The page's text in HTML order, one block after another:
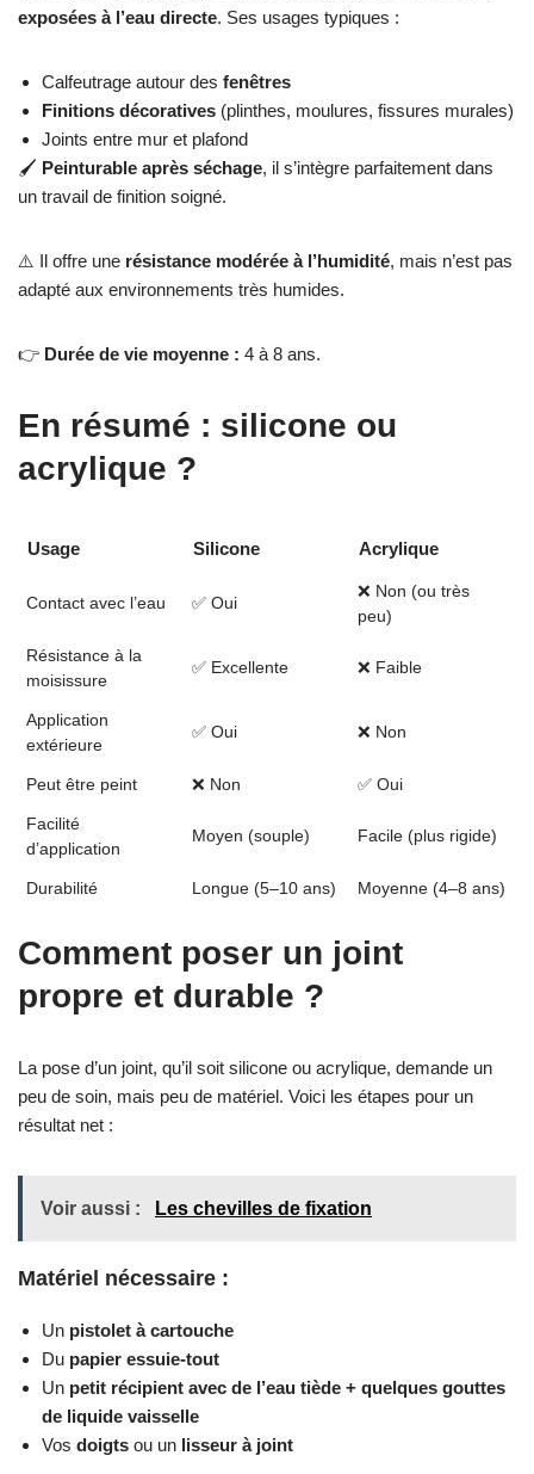
exposées à l’eau directe. Ses usages typiques :
Calfeutrage autour des fenêtres
Finitions décoratives (plinthes, moulures, fissures murales)
Joints entre mur et plafond
🖌️ Peinturable après séchage, il s’intègre parfaitement dans
un travail de finition soigné.
⚠️ Il offre une résistance modérée à l’humidité, mais n’est pas
adapté aux environnements très humides.
👉 Durée de vie moyenne : 4 à 8 ans.
En résumé : silicone ou
acrylique ?
Usage Silicone Acrylique
Contact avec l’eau ✅ Oui
❌ Non (ou très
peu)
Résistance à la
moisissure
✅ Excellente ❌ Faible
Application
extérieure
✅ Oui ❌ Non
Peut être peint ❌ Non ✅ Oui
Facilité
d’application
Moyen (souple) Facile (plus rigide)
Durabilité Longue (5–10 ans) Moyenne (4–8 ans)
Comment poser un joint
propre et durable ?
La pose d’un joint, qu’il soit silicone ou acrylique, demande un
peu de soin, mais peu de matériel. Voici les étapes pour un
résultat net :
Voir aussi : Les chevilles de fixation
Matériel nécessaire :
Un pistolet à cartouche
Du papier essuie-tout
Un petit récipient avec de l’eau tiède + quelques gouttes
de liquide vaisselle
Vos doigts ou un lisseur à joint